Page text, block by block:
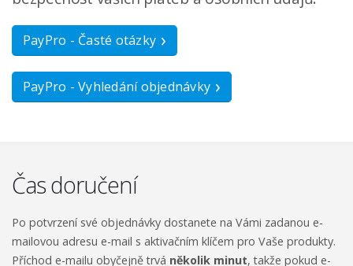
PayPro - Časté otázky
PayPro - Vyhledání objednávky
Čas doručení
Po potvrzení své objednávky dostanete na Vámi zadanou e-
mailovou adresu e-mail s aktivačním klíčem pro Vaše produkty.
Příchod e-mailu obyčejně trvá několik minut, takže pokud e-